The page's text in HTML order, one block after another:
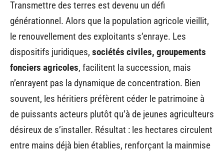
Transmettre des terres est devenu un défi
générationnel. Alors que la population agricole vieillit,
le renouvellement des exploitants s’enraye. Les
dispositifs juridiques, sociétés civiles, groupements
fonciers agricoles, facilitent la succession, mais
n’enrayent pas la dynamique de concentration. Bien
souvent, les héritiers préfèrent céder le patrimoine à
de puissants acteurs plutôt qu’à de jeunes agriculteurs
désireux de s’installer. Résultat : les hectares circulent
entre mains déjà bien établies, renforçant la mainmise